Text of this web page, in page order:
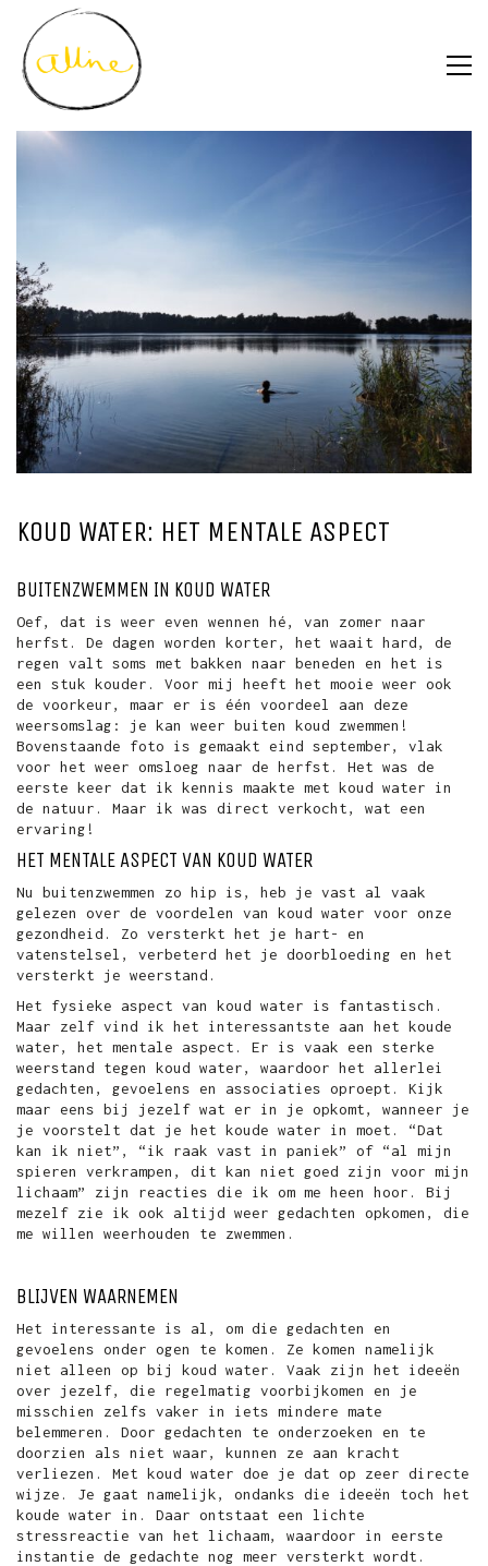
KOUD WATER: HET MENTALE ASPECT
BUITENZWEMMEN IN KOUD WATER
Oef, dat is weer even wennen hé, van zomer naar
herfst. De dagen worden korter, het waait hard, de
regen valt soms met bakken naar beneden en het is
een stuk kouder. Voor mij heeft het mooie weer ook
de voorkeur, maar er is één voordeel aan deze
weersomslag: je kan weer buiten koud zwemmen!
Bovenstaande foto is gemaakt eind september, vlak
voor het weer omsloeg naar de herfst. Het was de
eerste keer dat ik kennis maakte met koud water in
de natuur. Maar ik was direct verkocht, wat een
ervaring!
HET MENTALE ASPECT VAN KOUD WATER
Nu buitenzwemmen zo hip is, heb je vast al vaak
gelezen over de voordelen van koud water voor onze
gezondheid. Zo versterkt het je hart- en
vatenstelsel, verbeterd het je doorbloeding en het
versterkt je weerstand.
Het fysieke aspect van koud water is fantastisch.
Maar zelf vind ik het interessantste aan het koude
water, het mentale aspect. Er is vaak een sterke
weerstand tegen koud water, waardoor het allerlei
gedachten, gevoelens en associaties oproept. Kijk
maar eens bij jezelf wat er in je opkomt, wanneer je
je voorstelt dat je het koude water in moet. “Dat
kan ik niet”, “ik raak vast in paniek” of “al mijn
spieren verkrampen, dit kan niet goed zijn voor mijn
lichaam” zijn reacties die ik om me heen hoor. Bij
mezelf zie ik ook altijd weer gedachten opkomen, die
me willen weerhouden te zwemmen.
BLIJVEN WAARNEMEN
Het interessante is al, om die gedachten en
gevoelens onder ogen te komen. Ze komen namelijk
niet alleen op bij koud water. Vaak zijn het ideeën
over jezelf, die regelmatig voorbijkomen en je
misschien zelfs vaker in iets mindere mate
belemmeren. Door gedachten te onderzoeken en te
doorzien als niet waar, kunnen ze aan kracht
verliezen. Met koud water doe je dat op zeer directe
wijze. Je gaat namelijk, ondanks die ideeën toch het
koude water in. Daar ontstaat een lichte
stressreactie van het lichaam, waardoor in eerste
instantie de gedachte nog meer versterkt wordt.